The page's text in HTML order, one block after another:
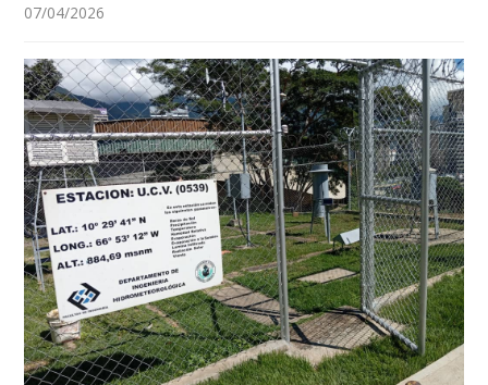
07/04/2026